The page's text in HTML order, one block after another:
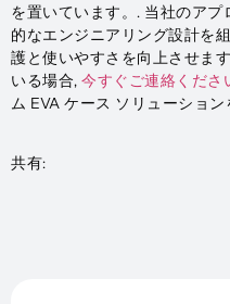
を置いています。. 当社のア
的なエンジニアリング設計を
護と使いやすさを向上させま
いる場合, 今すぐご連絡くださ
ム EVA ケース ソリューショ
共有: